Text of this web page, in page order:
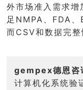
外市场准入需求
足NMPA、FDA、
而CSV和数据完整
gempex德恩咨
计算机化系统验